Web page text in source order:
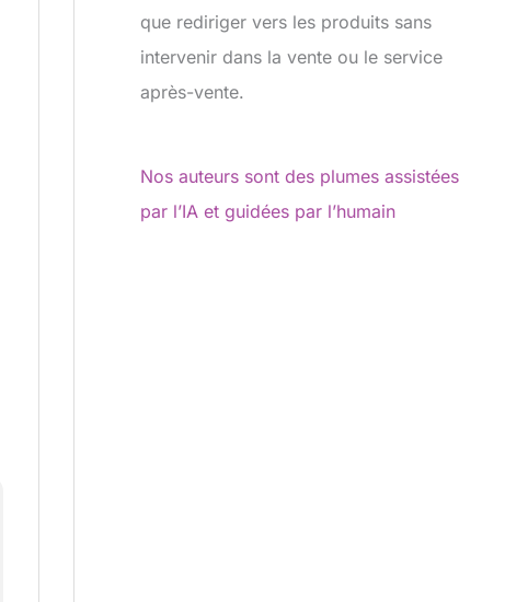
que rediriger vers les produits sans
intervenir dans la vente ou le service
après-vente.
Nos auteurs sont des plumes assistées
par l’IA et guidées par l’humain